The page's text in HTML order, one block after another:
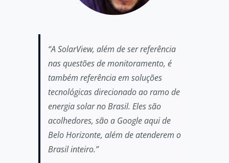
“A SolarView, além de ser referência
nas questões de monitoramento, é
também referência em soluções
tecnológicas direcionado ao ramo de
energia solar no Brasil. Eles são
acolhedores, são a Google aqui de
Belo Horizonte, além de atenderem o
Brasil inteiro.”